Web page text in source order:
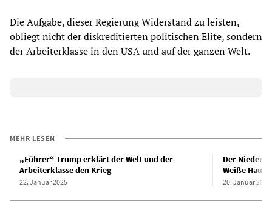
Die Aufgabe, dieser Regierung Widerstand zu leisten,
obliegt nicht der diskreditierten politischen Elite, sondern
der Arbeiterklasse in den USA und auf der ganzen Welt.
MEHR LESEN
„Führer“ Trump erklärt der Welt und der
Arbeiterklasse den Krieg
22. Januar 2025
Der
Weiße Haus
20. Januar 2025